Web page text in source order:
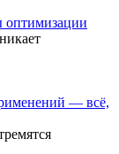
оптимизации
— всё,